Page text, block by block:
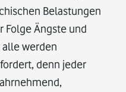
Belastungen
Folge Ängste und
alle werden
denn jeder